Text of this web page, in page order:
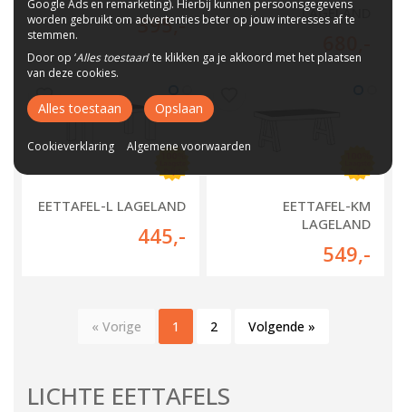
395,-
LAGELAND
EETTAFEL-L LAGELAND
445,-
EETTAFEL-KM
LAGELAND
549,-
« Vorige 1 2 Volgende »
LICHTE EETTAFELS
Google Ads en remarketing). Hierbij kunnen persoonsgegevens
worden gebruikt om advertenties beter op jouw interesses af te
stemmen.
Door op ‘Alles toestaan’ te klikken ga je akkoord met het plaatsen
van deze cookies.
Alles toestaan Opslaan
Cookieverklaring Algemene voorwaarden